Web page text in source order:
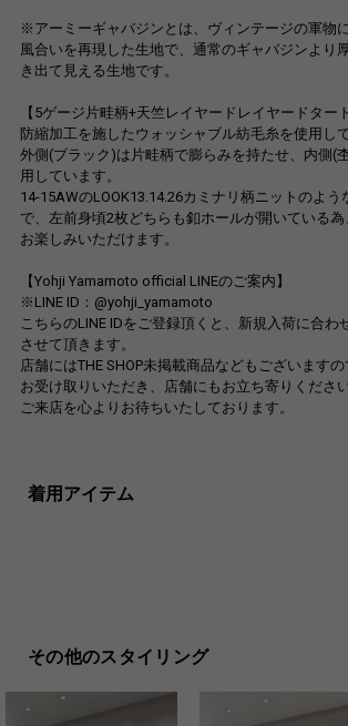
※アーミーギャバジンとは、ヴィンテージの軍物
風合いを再現した生地で、通常のギャバジンより
き出て見える生地です。
【5ゲージ片畦柄+天竺レイヤードレイヤードター
防縮加工を施したウォッシャブル紡毛糸を使用し
外側(ブラック)は片畦柄で膨らみを持たせ、内側(
用しています。
14-15AWのLOOK13.14.26カミナリ柄ニットのよう
で、左前身頃2枚どちらも釦ホールが開いている
お楽しみいただけます。
【Yohji Yamamoto official LINEのご案内】
※LINE ID：@yohji_yamamoto
こちらのLINE IDをご登録頂くと、新規入荷に合わ
させて頂きます。
店舗にはTHE SHOP未掲載商品などもございます
お受け取りいただき、店舗にもお立ち寄りください
ご来店を心よりお待ちいたしております。
着用アイテム
その他のスタイリング